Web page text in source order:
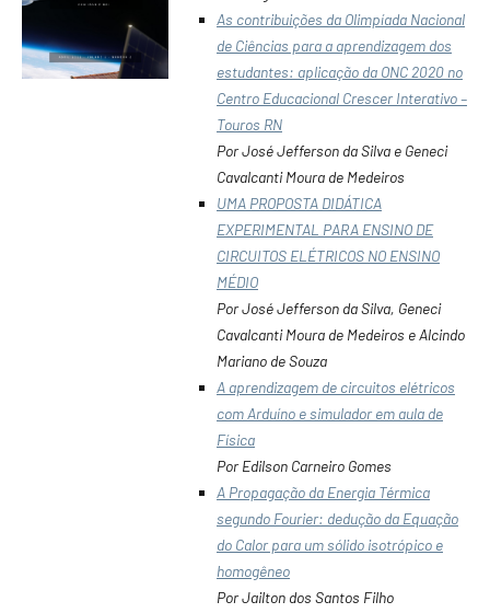
As contribuições da Olimpíada Nacional
de Ciências para a aprendizagem dos
estudantes: aplicação da ONC 2020 no
Centro Educacional Crescer Interativo –
Touros RN
Por José Jefferson da Silva e Geneci
Cavalcanti Moura de Medeiros
UMA PROPOSTA DIDÁTICA
EXPERIMENTAL PARA ENSINO DE
CIRCUITOS ELÉTRICOS NO ENSINO
MÉDIO
Por José Jefferson da Silva, Geneci
Cavalcanti Moura de Medeiros e Alcindo
Mariano de Souza
A aprendizagem de circuitos elétricos
com Arduíno e simulador em aula de
Física
Por Edilson Carneiro Gomes
A Propagação da Energia Térmica
segundo Fourier: dedução da Equação
do Calor para um sólido isotrópico e
homogêneo
Por Jailton dos Santos Filho